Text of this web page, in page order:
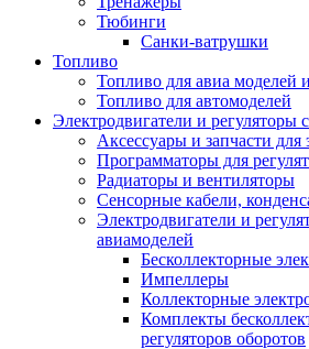
Тюбинги
Санки-ватрушки
Топливо
Топливо для авиа моделей
Топливо для автомоделей
Электродвигатели и регуляторы
Аксессуары и запчасти для
Программаторы для
Радиаторы и вентиляторы
Сенсорные кабели,
Электродвигатели и
авиамоделей
Бесколлекторные
Импеллеры
Коллекторные
Комплекты
регуляторов оборотов